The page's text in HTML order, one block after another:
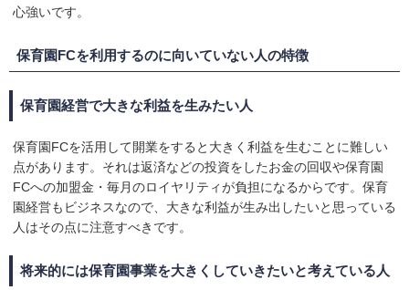
心強いです。
保育園FCを利用するのに向いていない人の特徴
保育園経営で大きな利益を生みたい人
保育園FCを活用して開業をすると大きく利益を生むことに難しい
点があります。それは返済などの投資をしたお金の回収や保育園
FCへの加盟金・毎月のロイヤリティが負担になるからです。保育
園経営もビジネスなので、大きな利益が生み出したいと思っている
人はその点に注意すべきです。
将来的には保育園事業を大きくしていきたいと考えている人